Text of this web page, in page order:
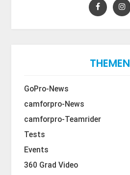
THEMEN
GoPro-News
camforpro-News
camforpro-Teamrider
Tests
Events
360 Grad Video